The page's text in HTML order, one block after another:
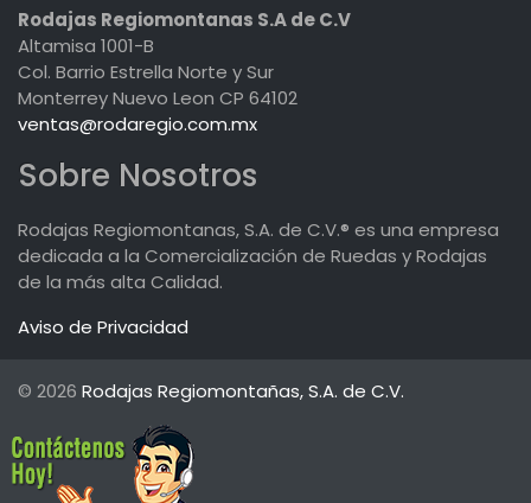
Rodajas Regiomontanas S.A de C.V
Altamisa 1001-B
Col. Barrio Estrella Norte y Sur
Monterrey Nuevo Leon CP 64102
ventas@rodaregio.com.mx
Sobre Nosotros
Rodajas Regiomontanas, S.A. de C.V.® es una empresa
dedicada a la Comercialización de Ruedas y Rodajas
de la más alta Calidad.
Aviso de Privacidad
© 2026 Rodajas Regiomontañas, S.A. de C.V.